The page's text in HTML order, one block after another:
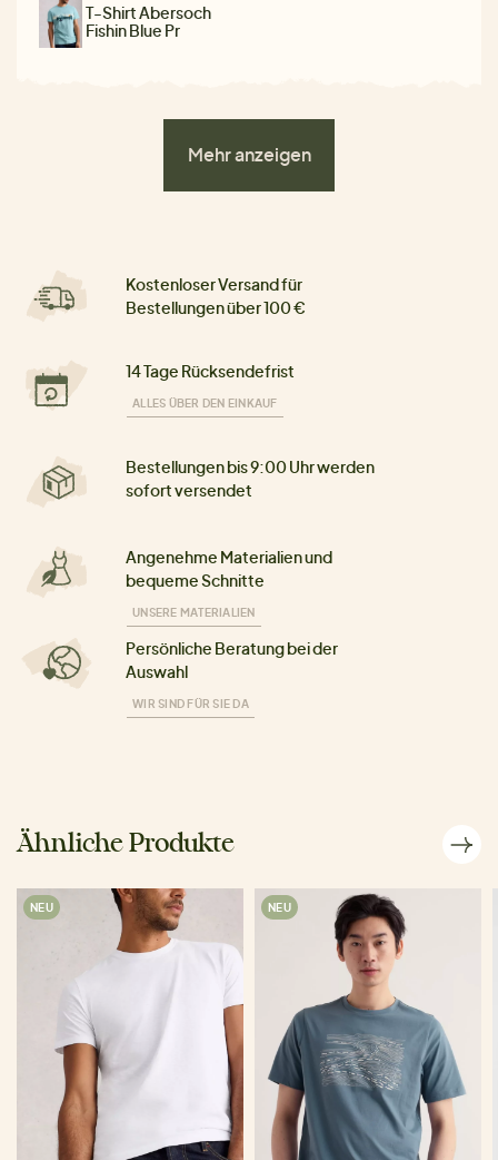
T-Shirt Abersoch
Fishin Blue Pr
Mehr anzeigen
Kostenloser Versand für
Bestellungen über 100 €
14 Tage Rücksendefrist
ALLES ÜBER DEN EINKAUF
Bestellungen bis 9:00 Uhr werden
sofort versendet
Angenehme Materialien und
bequeme Schnitte
UNSERE MATERIALIEN
Persönliche Beratung bei der
Auswahl
WIR SIND FÜR SIE DA
Ähnliche Produkte
NEU NEU